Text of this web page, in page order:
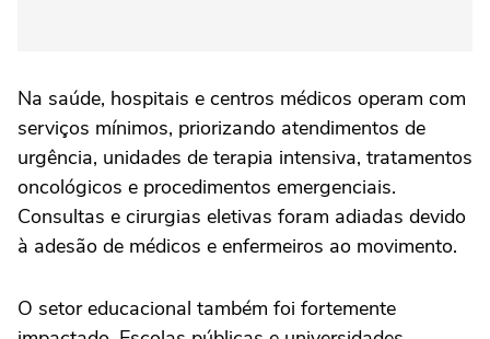
Na saúde, hospitais e centros médicos operam com
serviços mínimos, priorizando atendimentos de
urgência, unidades de terapia intensiva, tratamentos
oncológicos e procedimentos emergenciais.
Consultas e cirurgias eletivas foram adiadas devido
à adesão de médicos e enfermeiros ao movimento.
O setor educacional também foi fortemente